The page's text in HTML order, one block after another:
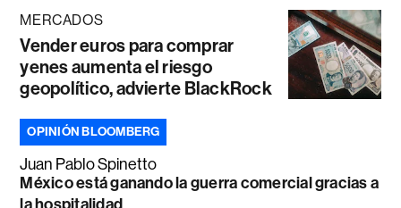
MERCADOS
Vender euros para comprar
yenes aumenta el riesgo
geopolítico, advierte BlackRock
OPINIÓN BLOOMBERG
Juan Pablo Spinetto
México está ganando la guerra comercial gracias a